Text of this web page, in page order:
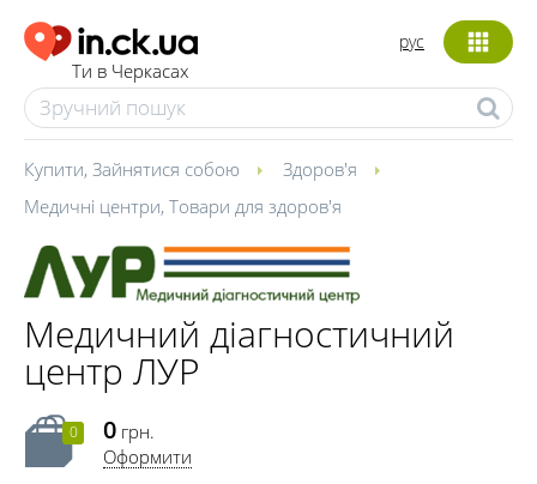
Ти в Черкасах
рус
Купити, Зайнятися собою
Здоров'я
Медичні центри, Товари для здоров'я
Медичний діагностичний
центр ЛУР
0 0 грн.
Оформити